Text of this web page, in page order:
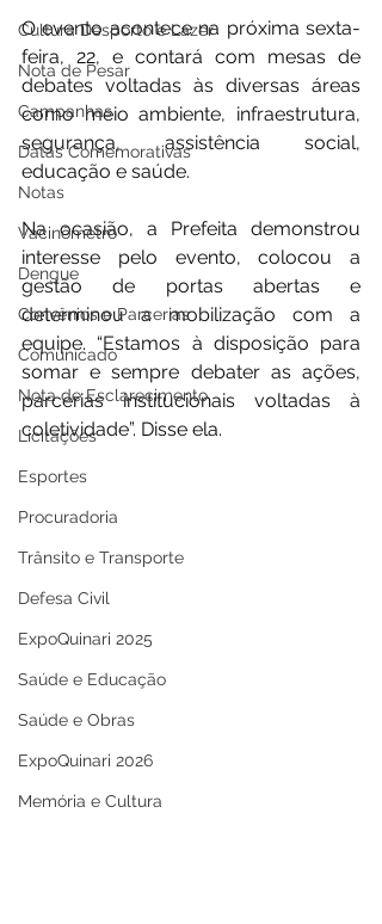
Cultura Desporto e Lazer
Nota de Pesar
Campanhas
Datas Comemorativas
Notas
Vacinômetro
Dengue
Convênios e Parcerias
Comunicado
Nota de Esclarecimento
Licitações
Esportes
Procuradoria
Trânsito e Transporte
Defesa Civil
ExpoQuinari 2025
Saúde e Educação
Saúde e Obras
ExpoQuinari 2026
Memória e Cultura
O evento acontece na próxima sexta-
feira, 22, e contará com mesas de
debates voltadas às diversas áreas
como meio ambiente, infraestrutura,
segurança, assistência social,
educação e saúde.
Na ocasião, a Prefeita demonstrou
interesse pelo evento, colocou a
gestão de portas abertas e
determinou a mobilização com a
equipe. “Estamos à disposição para
somar e sempre debater as ações,
parcerias institucionais voltadas à
coletividade”. Disse ela.